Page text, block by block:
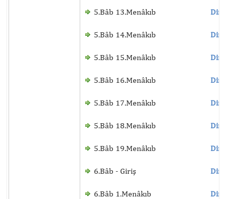
5.Bâb 13.Menâkıb
5.Bâb 14.Menâkıb
5.Bâb 15.Menâkıb
5.Bâb 16.Menâkıb
5.Bâb 17.Menâkıb
5.Bâb 18.Menâkıb
5.Bâb 19.Menâkıb
6.Bâb - Giriş
6.Bâb 1.Menâkıb